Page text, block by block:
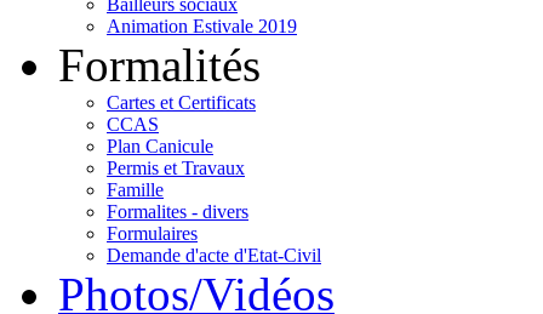
Bailleurs sociaux
Animation Estivale 2019
Formalités
Cartes et Certificats
CCAS
Plan Canicule
Permis et Travaux
Famille
Formalites - divers
Formulaires
Demande d'acte d'Etat-Civil
Photos/Vidéos